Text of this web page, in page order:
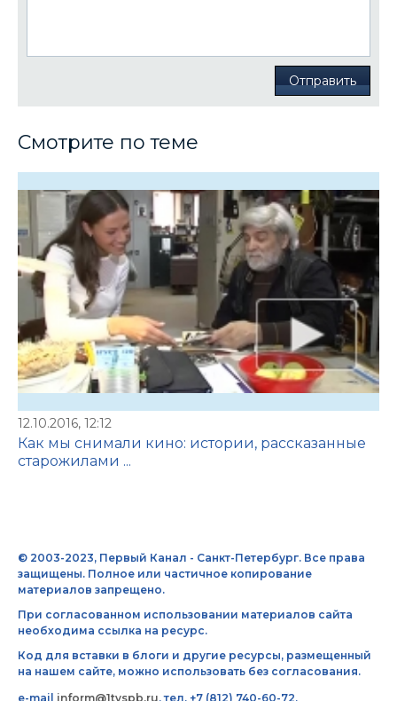
Отправить
Смотрите по теме
12.10.2016, 12:12
Как мы снимали кино: истории, рассказанные
старожилами ...
© 2003-2023, Первый Канал - Санкт-Петербург. Все права
защищены. Полное или частичное копирование
материалов запрещено.
При согласованном использовании материалов сайта
необходима ссылка на ресурс.
Код для вставки в блоги и другие ресурсы, размещенный
на нашем сайте, можно использовать без согласования.
e-mail inform@1tvspb.ru, тел. +7 (812) 740-60-72,